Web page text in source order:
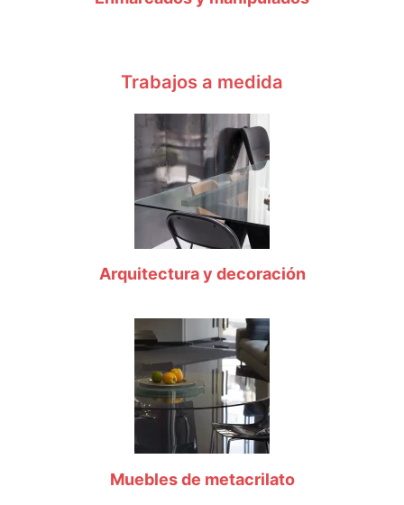
Trabajos a medida
Arquitectura y decoración
Muebles de metacrilato